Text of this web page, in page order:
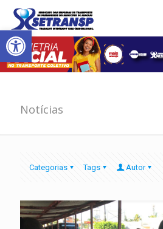
Abrir a barra de ferramentas
Notícias
Categorias Tags Autor